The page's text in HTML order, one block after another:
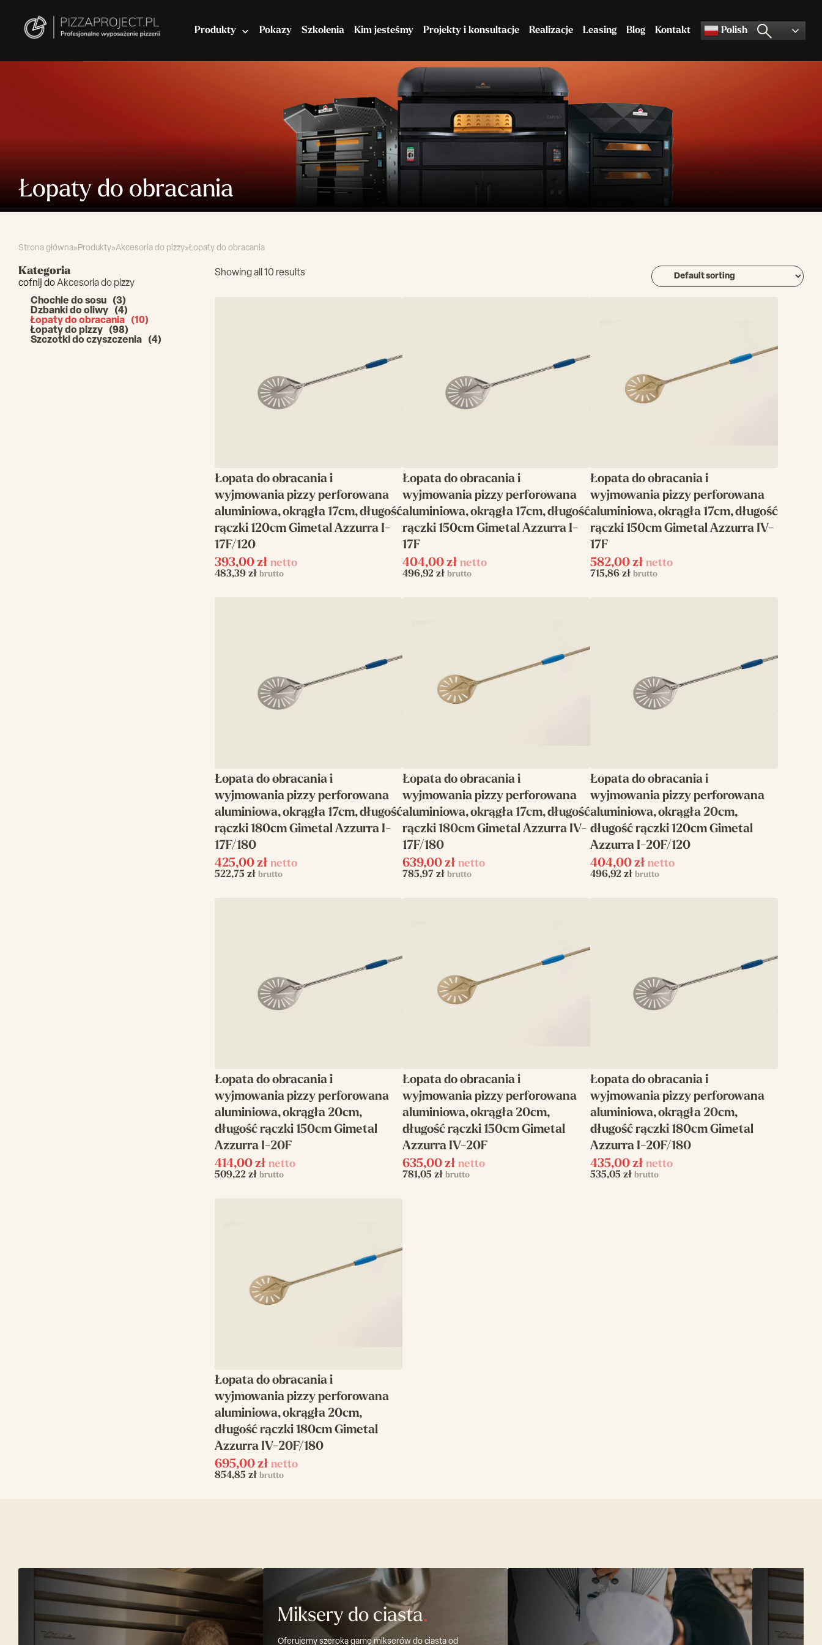
Produkty Pokazy Szkolenia Kim jesteśmy Projekty i konsultacje Realizacje Leasing Blog Kontakt Polish
Maszyny do ciasta Chłodnictwo Akcesoria do pizzy
Łopaty do obracania
Strona główna»Produkty»Akcesoria do pizzy»Łopaty do obracania
Kategoria
cofnij doAkcesoria do pizzy
Chochle do sosu
(3)
Dzbanki do oliwy
(4)
Łopaty do obracania
(10)
Łopaty do pizzy
(98)
Szczotki do czyszczenia
(4)
Showing all 10 results
Łopata do obracania i
wyjmowania pizzy perforowana
aluminiowa, okrągła 17cm, długość
rączki 120cm Gimetal Azzurra I-
17F/120
393,00 zł netto
483,39 zł brutto
Łopata do obracania i
wyjmowania pizzy perforowana
aluminiowa, okrągła 17cm, długość
rączki 150cm Gimetal Azzurra I-
17F
404,00 zł netto
496,92 zł brutto
Łopata do obracania i
wyjmowania pizzy perforowana
aluminiowa, okrągła 17cm, długość
rączki 150cm Gimetal Azzurra IV-
17F
582,00 zł netto
715,86 zł brutto
Łopata do obracania i
wyjmowania pizzy perforowana
aluminiowa, okrągła 17cm, długość
rączki 180cm Gimetal Azzurra I-
17F/180
425,00 zł netto
522,75 zł brutto
Łopata do obracania i
wyjmowania pizzy perforowana
aluminiowa, okrągła 17cm, długość
rączki 180cm Gimetal Azzurra IV-
17F/180
639,00 zł netto
785,97 zł brutto
Łopata do obracania i
wyjmowania pizzy perforowana
aluminiowa, okrągła 20cm,
długość rączki 120cm Gimetal
Azzurra I-20F/120
404,00 zł netto
496,92 zł brutto
Łopata do obracania i
wyjmowania pizzy perforowana
aluminiowa, okrągła 20cm,
długość rączki 150cm Gimetal
Azzurra I-20F
414,00 zł netto
509,22 zł brutto
Łopata do obracania i
wyjmowania pizzy perforowana
aluminiowa, okrągła 20cm,
długość rączki 150cm Gimetal
Azzurra IV-20F
635,00 zł netto
781,05 zł brutto
Łopata do obracania i
wyjmowania pizzy perforowana
aluminiowa, okrągła 20cm,
długość rączki 180cm Gimetal
Azzurra I-20F/180
435,00 zł netto
535,05 zł brutto
Łopata do obracania i
wyjmowania pizzy perforowana
aluminiowa, okrągła 20cm,
długość rączki 180cm Gimetal
Azzurra IV-20F/180
695,00 zł netto
854,85 zł brutto
Miksery do ciasta.
Oferujemy szeroką gamę mikserów do ciasta od